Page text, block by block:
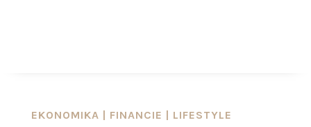
EKONOMIKA | FINANCIE | LIFESTYLE